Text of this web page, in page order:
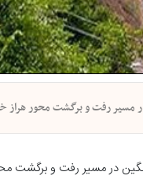
مسیر رفت و برگشت محور هراز
در مسیر رفت و برگشت